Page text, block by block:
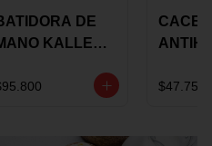
DE
KALLEY
TAPA
$47.750